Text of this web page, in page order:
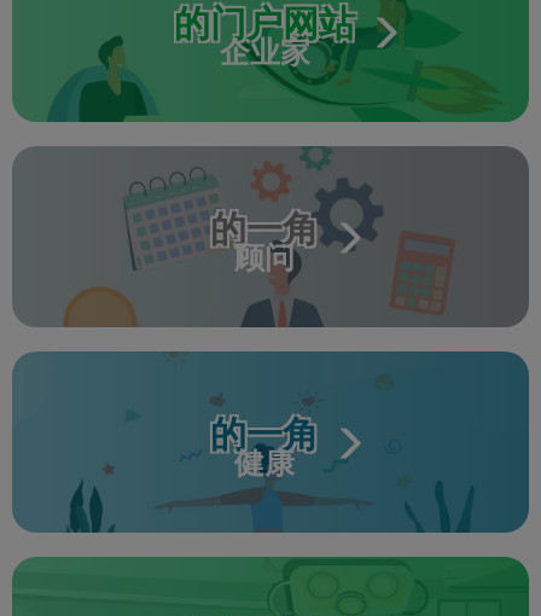
的门户网站
企业家
的一角
顾问
的一角
健康